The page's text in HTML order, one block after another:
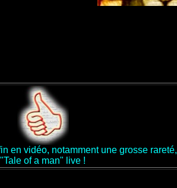
en vidéo, notamment une grosse rareté,
"Tale of a man" live !